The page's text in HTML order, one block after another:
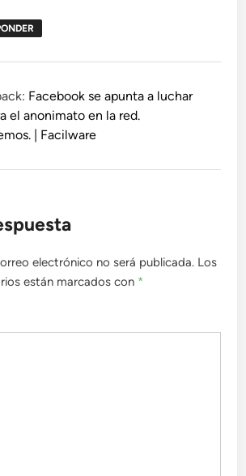
Facebook se apunta a luchar
el anonimato en la red.
| Facilware
electrónico no será publicada. Los
están marcados con *